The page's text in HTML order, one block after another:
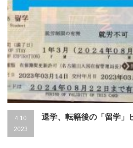
4.10
2023
退学、転籍後の「留学」